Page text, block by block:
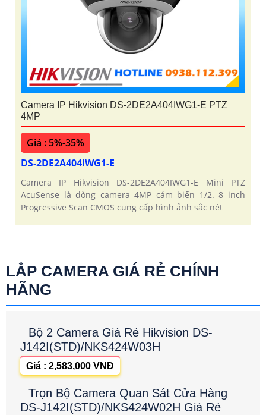
Camera IP Hikvision DS-2DE2A404IWG1-E PTZ
4MP
Giá : 5%-35%
DS-2DE2A404IWG1-E
Camera IP Hikvision DS-2DE2A404IWG1-E Mini PTZ
AcuSense là dòng camera 4MP cảm biến 1/2. 8 inch
Progressive Scan CMOS cung cấp hình ảnh sắc nét
LẮP CAMERA GIÁ RẺ CHÍNH
HÃNG
Bộ 2 Camera Giá Rẻ Hikvision DS-
J142I(STD)/NKS424W03H
Giá : 2,583,000 VNĐ
Trọn Bộ Camera Quan Sát Cửa Hàng
DS-J142I(STD)/NKS424W02H Giá Rẻ